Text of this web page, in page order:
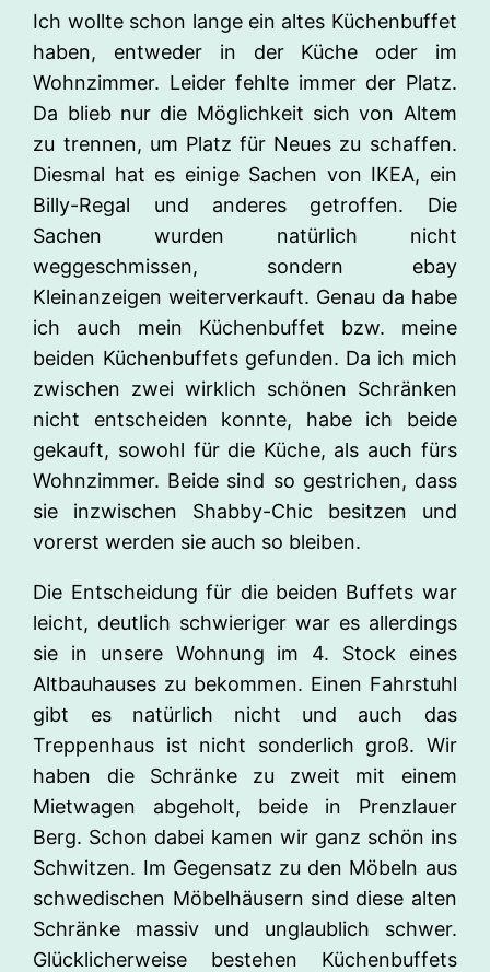
Ich wollte schon lange ein altes Küchenbuffet
haben, entweder in der Küche oder im
Wohnzimmer. Leider fehlte immer der Platz.
Da blieb nur die Möglichkeit sich von Altem
zu trennen, um Platz für Neues zu schaffen.
Diesmal hat es einige Sachen von IKEA, ein
Billy-Regal und anderes getroffen. Die
Sachen wurden natürlich nicht
weggeschmissen, sondern ebay
Kleinanzeigen weiterverkauft. Genau da habe
ich auch mein Küchenbuffet bzw. meine
beiden Küchenbuffets gefunden. Da ich mich
zwischen zwei wirklich schönen Schränken
nicht entscheiden konnte, habe ich beide
gekauft, sowohl für die Küche, als auch fürs
Wohnzimmer. Beide sind so gestrichen, dass
sie inzwischen Shabby-Chic besitzen und
vorerst werden sie auch so bleiben.
Die Entscheidung für die beiden Buffets war
leicht, deutlich schwieriger war es allerdings
sie in unsere Wohnung im 4. Stock eines
Altbauhauses zu bekommen. Einen Fahrstuhl
gibt es natürlich nicht und auch das
Treppenhaus ist nicht sonderlich groß. Wir
haben die Schränke zu zweit mit einem
Mietwagen abgeholt, beide in Prenzlauer
Berg. Schon dabei kamen wir ganz schön ins
Schwitzen. Im Gegensatz zu den Möbeln aus
schwedischen Möbelhäusern sind diese alten
Schränke massiv und unglaublich schwer.
Glücklicherweise bestehen Küchenbuffets